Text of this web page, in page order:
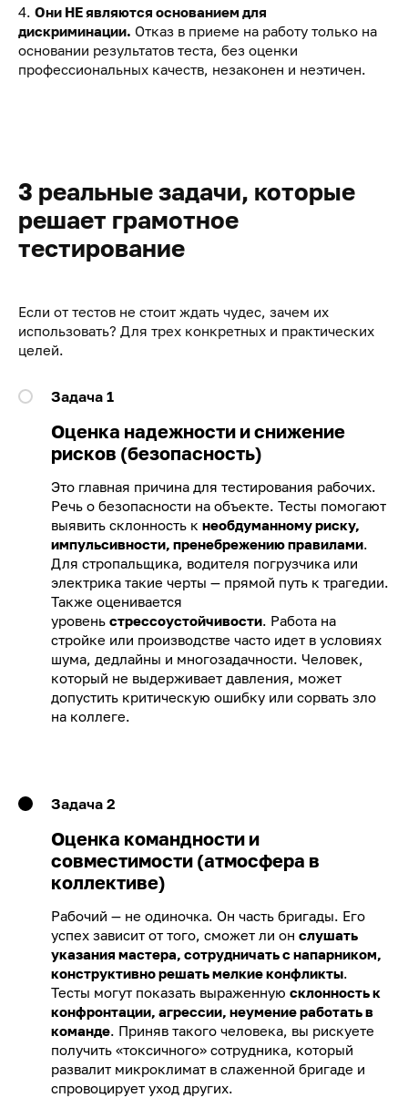
4. Они НЕ являются основанием для
дискриминации. Отказ в приеме на работу только на
основании результатов теста, без оценки
профессиональных качеств, незаконен и неэтичен.
3 реальные задачи, которые
решает грамотное
тестирование
Если от тестов не стоит ждать чудес, зачем их
использовать? Для трех конкретных и практических
целей.
Задача 1
Оценка надежности и снижение
рисков (безопасность)
Это главная причина для тестирования рабочих.
Речь о безопасности на объекте. Тесты помогают
выявить склонность к необдуманному риску,
импульсивности, пренебрежению правилами.
Для стропальщика, водителя погрузчика или
электрика такие черты — прямой путь к трагедии.
Также оценивается
уровень стрессоустойчивости. Работа на
стройке или производстве часто идет в условиях
шума, дедлайны и многозадачности. Человек,
который не выдерживает давления, может
допустить критическую ошибку или сорвать зло
на коллеге.
Задача 2
Оценка командности и
совместимости (атмосфера в
коллективе)
Рабочий — не одиночка. Он часть бригады. Его
успех зависит от того, сможет ли он слушать
указания мастера, сотрудничать с напарником,
конструктивно решать мелкие конфликты.
Тесты могут показать выраженную склонность к
конфронтации, агрессии, неумение работать в
команде. Приняв такого человека, вы рискуете
получить «токсичного» сотрудника, который
развалит микроклимат в слаженной бригаде и
спровоцирует уход других.